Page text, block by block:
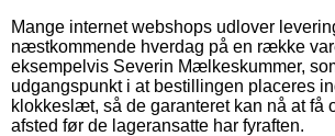
Mange internet webshops udlover
næstkommende hverdag på en række
eksempelvis Severin Mælkeskummer,
udgangspunkt i at bestillingen placeres
klokkeslæt, så de garanteret kan nå at få
afsted før de lageransatte har fyraften.